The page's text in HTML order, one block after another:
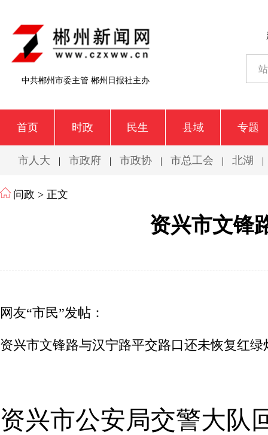
中共郴州市委主管 郴州日报社主办
首页 时政 民生 县域 专题
市人大 | 市政府 | 市政协 | 市总工会 | 北湖 |
问政 > 正文
资兴市文锋
网友“市民”发帖：
资兴市文锋路与汉宁路平交路口还未恢复红
资兴市公安局交警大队